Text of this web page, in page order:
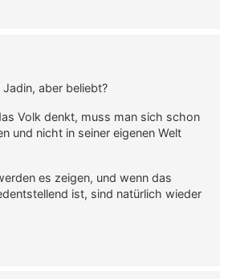
aber beliebt?
Volk denkt, muss man sich schon
und nicht in seiner eigenen Welt
es zeigen, und wenn das
ist, sind natürlich wieder